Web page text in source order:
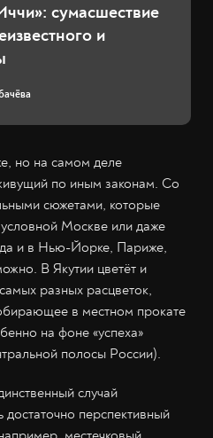
сумасшествие
и
но на самом деле
по иным законам. Со
сюжетами, которые
Москве или даже
и в Нью-Йорке, Париже,
В Якутии цветёт и
разных расцветок,
в местном прокате
на фоне «успеха»
полосы России).
случай
достаточно перспективный